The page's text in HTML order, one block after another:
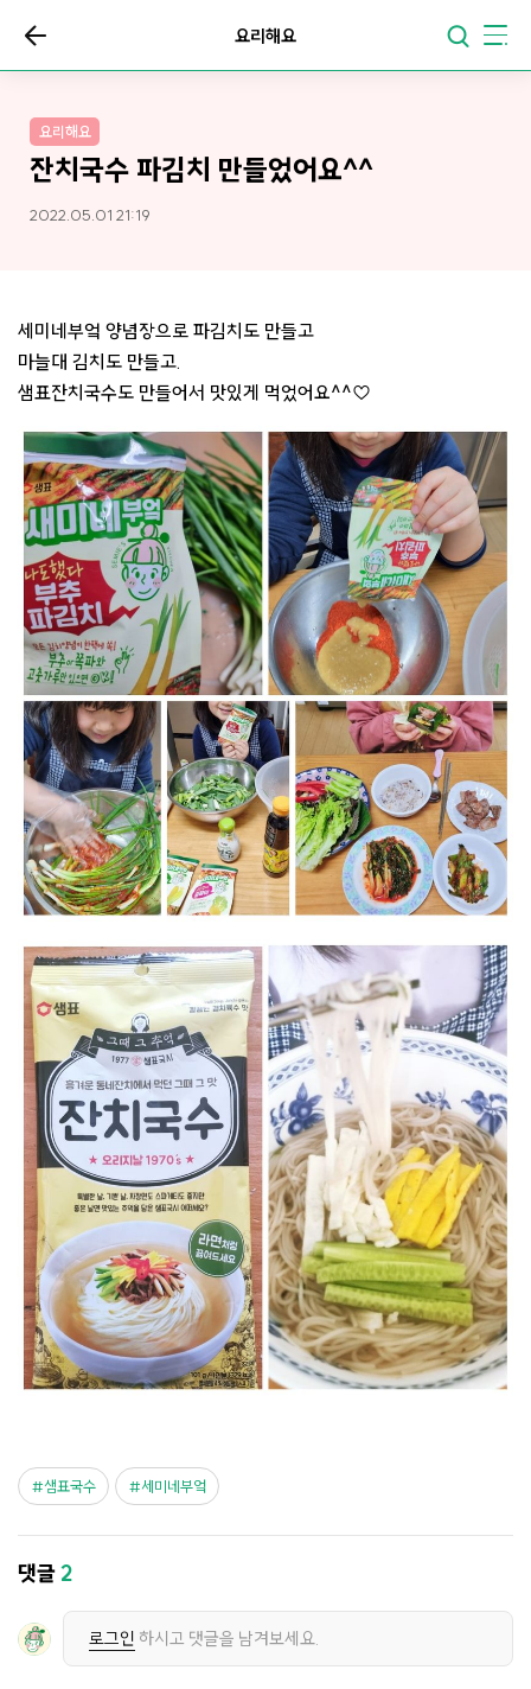
요리해요
요리해요
잔치국수 파김치 만들었어요^^
2022.05.01 21:19
세미네부엌 양념장으로 파김치도 만들고
마늘대 김치도 만들고.
샘표잔치국수도 만들어서 맛있게 먹었어요^^♡
샘표국수 세미네부엌
댓글2
로그인 하시고 댓글을 남겨보세요.